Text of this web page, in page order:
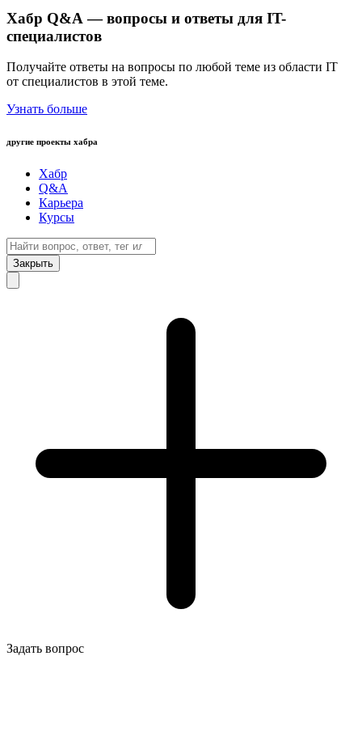
Хабр Q&A — вопросы и ответы для IT-
специалистов
Получайте ответы на вопросы по любой теме из области IT
от специалистов в этой теме.
Узнать больше
другие проекты хабра
Хабр
Q&A
Карьера
Курсы
Закрыть
Задать вопрос